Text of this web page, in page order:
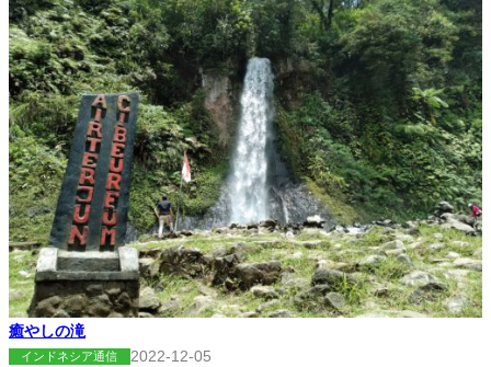
癒やしの滝
インドネシア通信
2022-12-05